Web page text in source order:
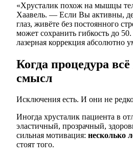
«Хрусталик похож на мышцы
Хаавель. — Если Вы активны,
глаз, живёте без постоянного
может сохранить гибкость до
лазерная коррекция абсолютно
Когда процедура
смысл
Исключения есть. И они не
Иногда хрусталик пациента в
эластичный, прозрачный,
сильная мотивация: несколько
стоят того.